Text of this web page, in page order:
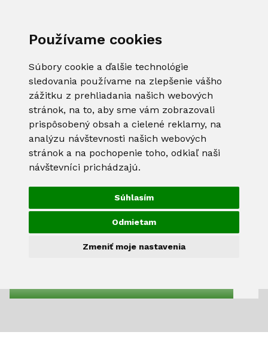
Používame cookies
Súbory cookie a ďalšie technológie
sledovania používame na zlepšenie vášho
zážitku z prehliadania našich webových
stránok, na to, aby sme vám zobrazovali
prispôsobený obsah a cielené reklamy, na
analýzu návštevnosti našich webových
stránok a na pochopenie toho, odkiaľ naši
návštevníci prichádzajú.
Súhlasím
Odmietam
Zmeniť moje nastavenia